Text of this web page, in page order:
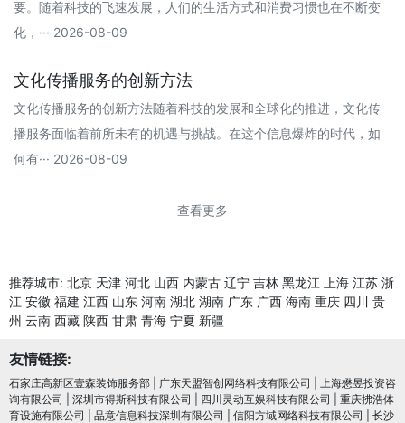
要。随着科技的飞速发展，人们的生活方式和消费习惯也在不断变
化，··· 2026-08-09
文化传播服务的创新方法
文化传播服务的创新方法随着科技的发展和全球化的推进，文化传
播服务面临着前所未有的机遇与挑战。在这个信息爆炸的时代，如
何有··· 2026-08-09
查看更多
推荐城市: 北京 天津 河北 山西 内蒙古 辽宁 吉林 黑龙江 上海 江苏 浙
江 安徽 福建 江西 山东 河南 湖北 湖南 广东 广西 海南 重庆 四川 贵
州 云南 西藏 陕西 甘肃 青海 宁夏 新疆
友情链接:
石家庄高新区壹森装饰服务部 广东天盟智创网络科技有限公司
上海懋昱投资咨
询有限公司
深圳市得斯科技有限公司 四川灵动互娱科技有限公司
重庆拂浩体
育设施有限公司
品意信息科技深圳有限公司 信阳方域网络科技有限公司
长沙